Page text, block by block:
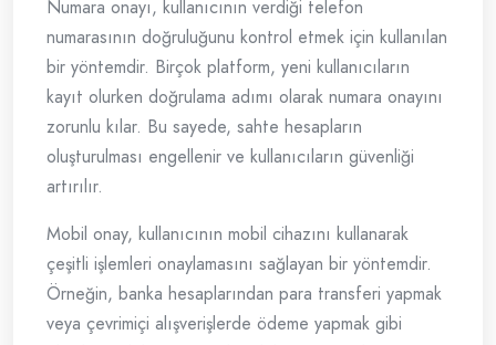
Numara onayı, kullanıcının verdiği telefon
numarasının doğruluğunu kontrol etmek için kullanılan
bir yöntemdir. Birçok platform, yeni kullanıcıların
kayıt olurken doğrulama adımı olarak numara onayını
zorunlu kılar. Bu sayede, sahte hesapların
oluşturulması engellenir ve kullanıcıların güvenliği
artırılır.
Mobil onay, kullanıcının mobil cihazını kullanarak
çeşitli işlemleri onaylamasını sağlayan bir yöntemdir.
Örneğin, banka hesaplarından para transferi yapmak
veya çevrimiçi alışverişlerde ödeme yapmak gibi